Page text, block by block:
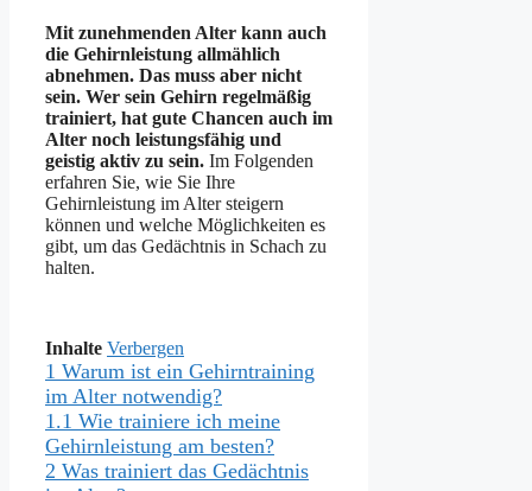
Mit zunehmenden Alter kann auch
die Gehirnleistung allmählich
abnehmen. Das muss aber nicht
sein. Wer sein Gehirn regelmäßig
trainiert, hat gute Chancen auch im
Alter noch leistungsfähig und
geistig aktiv zu sein. Im Folgenden
erfahren Sie, wie Sie Ihre
Gehirnleistung im Alter steigern
können und welche Möglichkeiten es
gibt, um das Gedächtnis in Schach zu
halten.
Inhalte Verbergen
1 Warum ist ein Gehirntraining
im Alter notwendig?
1.1 Wie trainiere ich meine
Gehirnleistung am besten?
2 Was trainiert das Gedächtnis